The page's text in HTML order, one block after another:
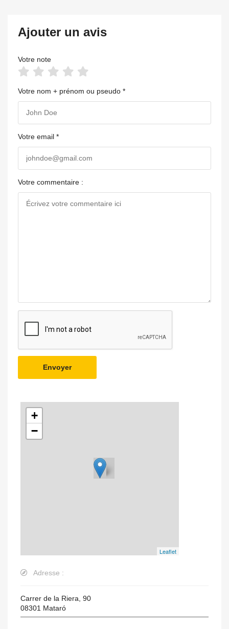
Ajouter un avis
Votre note
Votre nom + prénom ou pseudo *
Votre email *
Votre commentaire :
Envoyer
+
−
Leaflet
Adresse :
Carrer de la Riera, 90
08301 Mataró